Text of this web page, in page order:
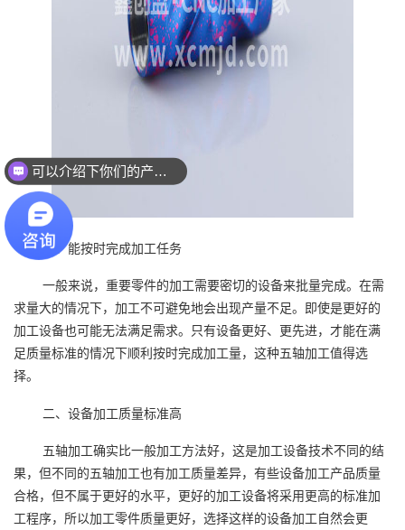
一、能按时完成加工任务
一般来说，重要零件的加工需要密切的设备来批量完成。在需
求量大的情况下，加工不可避免地会出现产量不足。即使是更好的
加工设备也可能无法满足需求。只有设备更好、更先进，才能在满
足质量标准的情况下顺利按时完成加工量，这种五轴加工值得选
择。
二、设备加工质量标准高
五轴加工确实比一般加工方法好，这是加工设备技术不同的结
果，但不同的五轴加工也有加工质量差异，有些设备加工产品质量
合格，但不属于更好的水平，更好的加工设备将采用更高的标准加
工程序，所以加工零件质量更好，选择这样的设备加工自然会更
可以介绍下你们的产品么？